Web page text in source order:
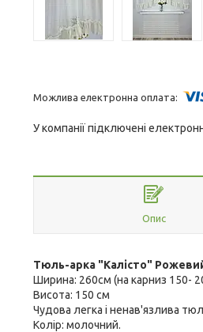
У компанії підключені
Опис
Тюль-арка "Калісто"
Ширина: 260см (на карниз 150-
Висота: 150 см
Чудова легка і ненав'язлива
Колір: молочний.